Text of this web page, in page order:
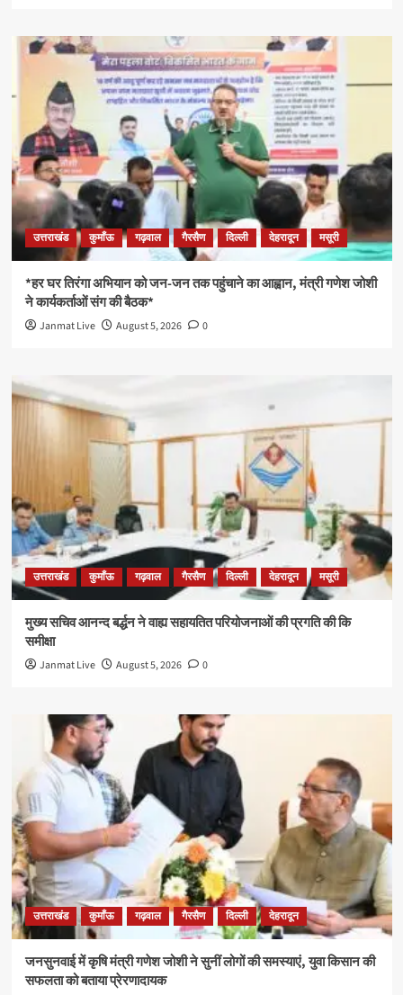
उत्तराखंड कुमाँऊ गढ़वाल गैरसैण दिल्ली देहरादून मसूरी
*हर घर तिरंगा अभियान को जन-जन तक पहुंचाने का आह्वान, मंत्री गणेश जोशी
ने कार्यकर्ताओं संग की बैठक*
Janmat Live August 5, 2026 0
उत्तराखंड कुमाँऊ गढ़वाल गैरसैण दिल्ली देहरादून मसूरी
मुख्य सचिव आनन्द बर्द्धन ने वाह्य सहायतित परियोजनाओं की प्रगति की कि
समीक्षा
Janmat Live August 5, 2026 0
उत्तराखंड कुमाँऊ गढ़वाल गैरसैण दिल्ली देहरादून
जनसुनवाई में कृषि मंत्री गणेश जोशी ने सुनीं लोगों की समस्याएं, युवा किसान की
सफलता को बताया प्रेरणादायक